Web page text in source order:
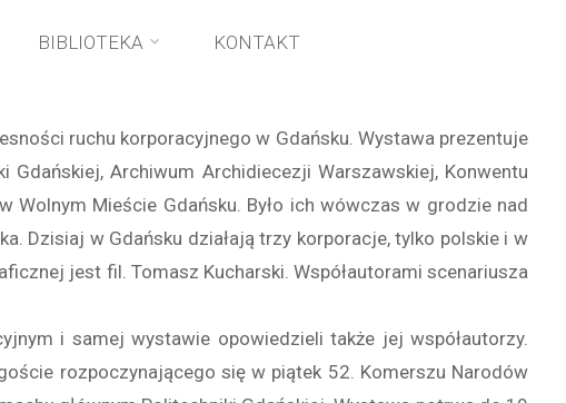
BIBLIOTEKA KONTAKT
ruchu korporacyjnego w Gdańsku. Wystawa prezentuje
Archiwum Archidiecezji Warszawskiej, Konwentu
Wolnym Mieście Gdańsku. Było ich wówczas w grodzie nad
Dzisiaj w Gdańsku działają trzy korporacje, tylko polskie i w
jest fil. Tomasz Kucharski. Współautorami scenariusza
i samej wystawie opowiedzieli także jej współautorzy.
rozpoczynającego się w piątek 52. Komerszu Narodów